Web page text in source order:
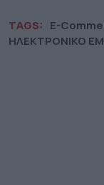
TAGS: E-
ΗΛΕΚΤΡΟΝΙΚΟ